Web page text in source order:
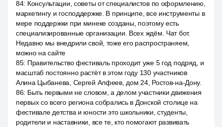
84: Консультации, советы от специалистов по оформлению,
маркетингу и господдержке. В принципе, все инструменты в
мере поддержки при минеке созданы, поэтому есть
специализированные организации. Всех ждём. Чат бот.
Недавно мы внедрили свой, тоже его распространяем,
можно на сайте
85: Правительство фестиваль проходит уже 5 год подряд, и
масштаб постоянно растёт в этом году 130 участников
Алина Цыбанева, Сергей Алфеев, дом 24, Ростов-на-Дону.
86: Быть первыми не словом, а делом участники движения
первых со всего региона собрались в Донской столице на
фестивале детства и юности это школьники, студенты,
родители и наставники, все те, кто помогают развивать